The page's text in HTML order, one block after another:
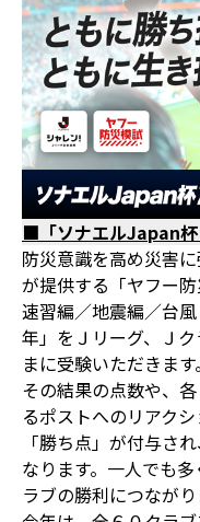
■「ソナエルJapan杯
防災意識を高め災害
が提供する「ヤフー
速習編／地震編／台
年」をＪリーグ、Ｊ
まに受験いただきます。
その結果の点数や、
るポストへのリアク
「勝ち点」が付与さ
なります。一人でも
ラブの勝利につながり